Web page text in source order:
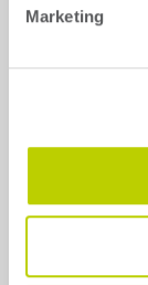
Marketing